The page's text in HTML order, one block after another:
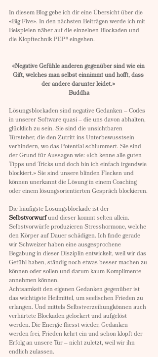
In diesem Blog gebe ich dir eine Übersicht über die
«Big Five». In den nächsten Beiträgen werde ich mit
Beispielen näher auf die einzelnen Blockaden und
die Klopftechnik PEP® eingehen.
«Negative Gefühle anderen gegenüber sind wie ein
Gift, welches man selbst einnimmt und hofft, dass
der andere darunter leidet.»
Buddha
Lösungsblockaden sind negative Gedanken – Codes
in unserer Software quasi – die uns davon abhalten,
glücklich zu sein. Sie sind die unsichtbaren
Türsteher, die den Zutritt ins Unterbewusstsein
verhindern, wo das Potential schlummert. Sie sind
der Grund für Aussagen wie: «Ich kenne alle guten
Tipps und Tricks und doch bin ich einfach irgendwie
blockiert.» Sie sind unsere blinden Flecken und
können unerkannt die Lösung in einem Coaching
oder einem lösungsorientierten Gespräch blockieren.
Die häufigste Lösungsblockade ist der
Selbstvorwurf und dieser kommt selten allein.
Selbstvorwürfe produzieren Stresshormone, welche
den Körper auf Dauer schädigen. Ich finde gerade
wir Schweizer haben eine ausgesprochene
Begabung in dieser Disziplin entwickelt, weil wir das
Gefühl haben, ständig noch etwas besser machen zu
können oder sollen und darum kaum Komplimente
annehmen können.
Achtsamkeit den eigenen Gedanken gegenüber ist
das wichtigste Heilmittel, um seelischen Frieden zu
erlangen. Und mittels Selbstverzeihungkönnen auch
verhärtete Blockaden gelockert und aufgelöst
werden. Die Energie fliesst wieder, Gedanken
werden frei, Frieden kehrt ein und schon klopft der
Erfolg an unsere Tür – nicht zuletzt, weil wir ihn
endlich zulassen.